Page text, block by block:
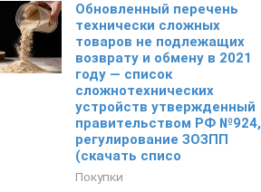
Обновленный перечень
технически сложных
товаров не подлежащих
возврату и обмену в 2021
году — список
сложнотехнических
устройств утвержденный
правительством РФ №924,
регулирование ЗОЗПП
(скачать списо
Покупки